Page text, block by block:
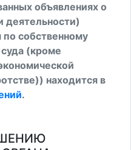
объявлениях о
деятельности)
по собственному
(кроме
находится в
.